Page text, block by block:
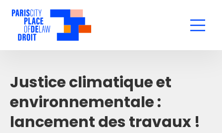
Justice climatique et
environnementale :
lancement des travaux !